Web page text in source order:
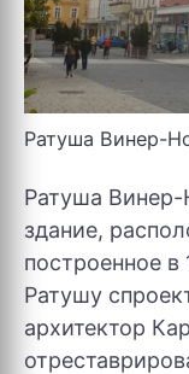
Ратуша Винер-
Ратуша
здание,
построенное в
Ратушу
архитектор